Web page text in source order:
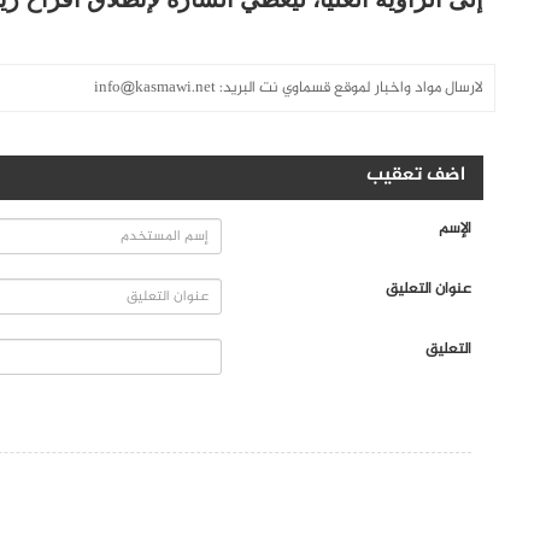
لارسال مواد واخبار لموقع قسماوي نت البريد:info@kasmawi.net
اضف تعقيب
الإسم
عنوان التعليق
التعليق